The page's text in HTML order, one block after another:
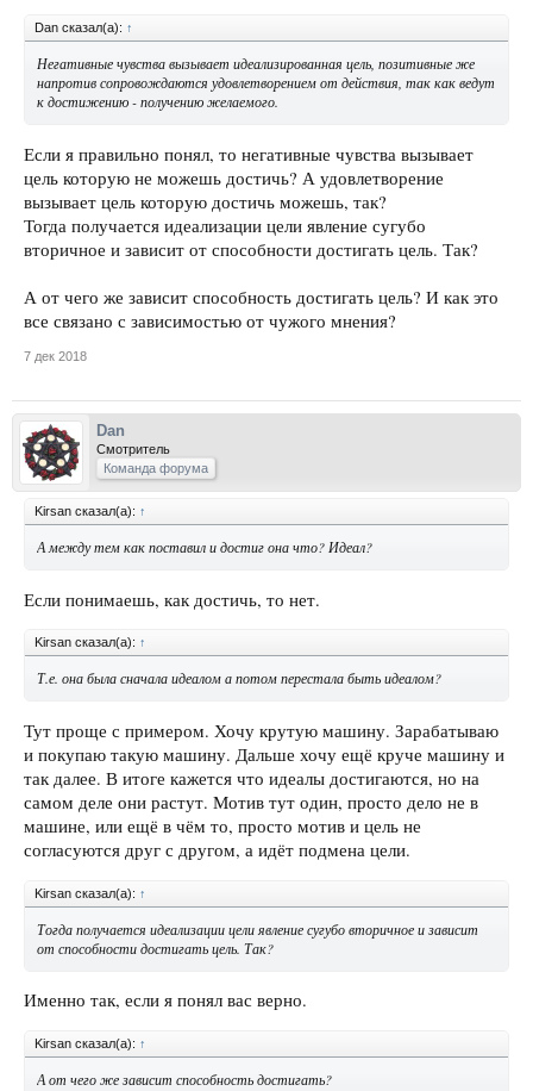
Dan сказал(а): ↑
Негативные чувства вызывает идеализированная цель, позитивные же
напротив сопровождаются удовлетворением от действия, так как ведут
к достижению - получению желаемого.
Если я правильно понял, то негативные чувства вызывает
цель которую не можешь достичь? А удовлетворение
вызывает цель которую достичь можешь, так?
Тогда получается идеализации цели явление сугубо
вторичное и зависит от способности достигать цель. Так?
А от чего же зависит способность достигать цель? И как это
все связано с зависимостью от чужого мнения?
7 дек 2018
Dan
Смотритель
Команда форума
Kirsan сказал(а): ↑
А между тем как поставил и достиг она что? Идеал?
Если понимаешь, как достичь, то нет.
Kirsan сказал(а): ↑
Т.е. она была сначала идеалом а потом перестала быть идеалом?
Тут проще с примером. Хочу крутую машину. Зарабатываю
и покупаю такую машину. Дальше хочу ещё круче машину и
так далее. В итоге кажется что идеалы достигаются, но на
самом деле они растут. Мотив тут один, просто дело не в
машине, или ещё в чём то, просто мотив и цель не
согласуются друг с другом, а идёт подмена цели.
Kirsan сказал(а): ↑
Тогда получается идеализации цели явление сугубо вторичное и зависит
от способности достигать цель. Так?
Именно так, если я понял вас верно.
Kirsan сказал(а): ↑
А от чего же зависит способность достигать?